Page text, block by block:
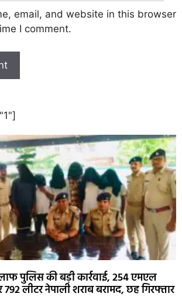
email, and website in this browser
I comment.
पुलिस की बड़ी कार्रवाई, 254 एमएल
लीटर नेपाली शराब बरामद, छह गिरफ्तार